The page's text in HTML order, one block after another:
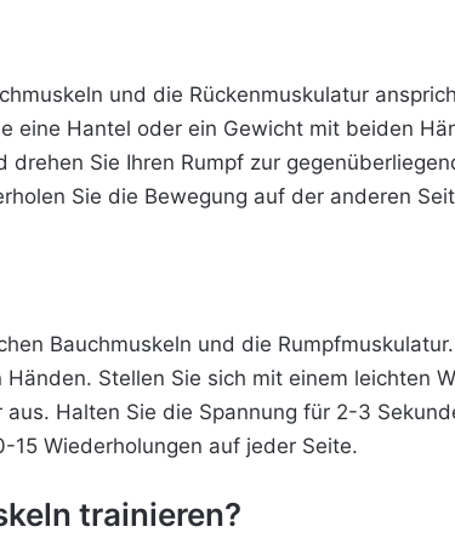
und die Rückenmuskulatur
eine Hantel oder ein Gewicht mit beiden
Sie Ihren Rumpf zur
Sie die Bewegung auf der anderen
Bauchmuskeln und die
Stellen Sie sich mit einem leichten
Halten Sie die Spannung für 2-3
15 Wiederholungen auf jeder Seite.
trainieren?